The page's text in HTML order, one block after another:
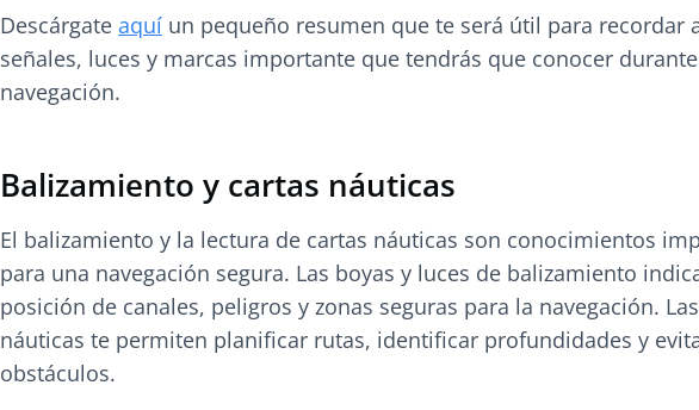
Descárgate aquí un pequeño resumen que te será útil para recordar
señales, luces y marcas importante que tendrás que conocer
navegación.
Balizamiento y cartas náuticas
El balizamiento y la lectura de cartas náuticas son conocimientos
para una navegación segura. Las boyas y luces de balizamiento
posición de canales, peligros y zonas seguras para la navegación.
náuticas te permiten planificar rutas, identificar profundidades y
obstáculos.